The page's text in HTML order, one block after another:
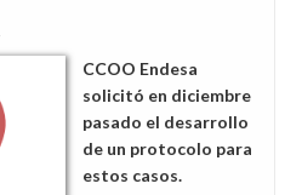
CCOO Endesa
solicitó en diciembre
pasado el desarrollo
de un protocolo para
estos casos.